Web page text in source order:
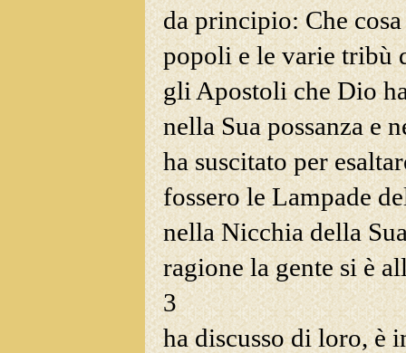
da principio: Che
popoli e le varie tribù
gli Apostoli che Dio
nella Sua possanza e
ha suscitato per
fossero le Lampade
nella Nicchia della
ragione la gente si è
3
ha discussodi loro, è